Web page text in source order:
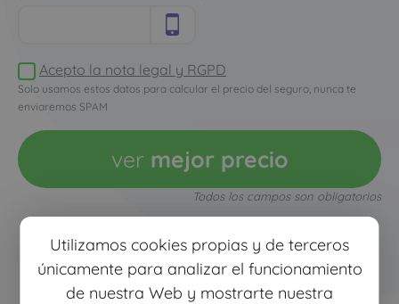
Utilizamos cookies propias y de terceros
únicamente para analizar el funcionamiento
de nuestra Web y mostrarte nuestra
Acepto la nota legal y RGPD
Solo usamos estos datos para calcular el precio del seguro, nunca te
enviaremos SPAM
ver mejor precio
Todos los campos son obligatorios